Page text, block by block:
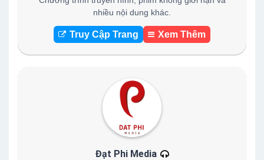
nhiều nội dung khác.
Truy Cập Trang Xem Thêm
Đạt Phi Media